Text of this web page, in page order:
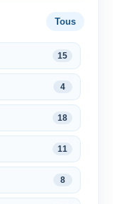
Tous
15
4
18
11
8